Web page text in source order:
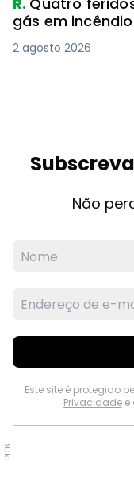
gás em
2 agosto 2026
Não
Este site é protegido
Privacidadee
PUB.